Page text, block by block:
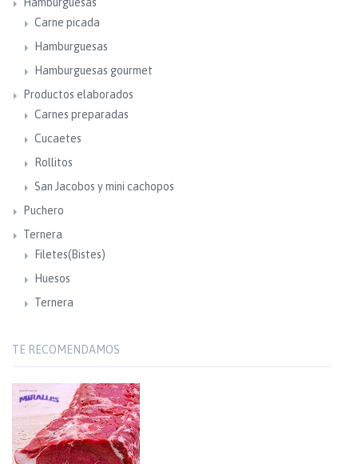
Carne picada
Hamburguesas
Hamburguesas gourmet
Productos elaborados
Carnes preparadas
Cucaetes
Rollitos
San Jacobos y mini cachopos
Puchero
Ternera
Filetes(Bistes)
Huesos
Ternera
TE RECOMENDAMOS